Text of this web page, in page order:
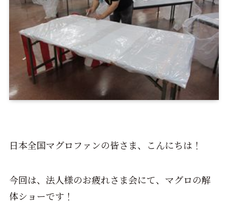
日本全国マグロファンの皆さま、こんにちは！
今回は、法人様のお疲れさま会にて、マグロの解
体ショーです！